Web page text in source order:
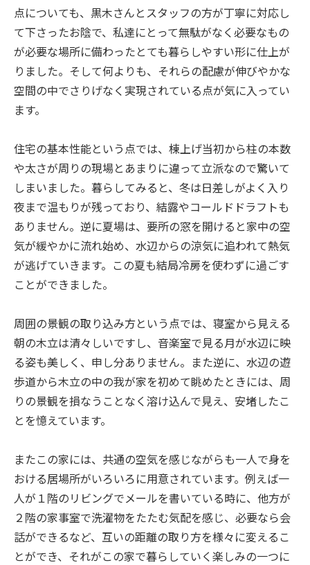
点についても、黒木さんとスタッフの方が丁寧に対応し
て下さったお陰で、私達にとって無駄がなく必要なもの
が必要な場所に備わったとても暮らしやすい形に仕上が
りました。そして何よりも、それらの配慮が伸びやかな
空間の中でさりげなく実現されている点が気に入ってい
ます。
住宅の基本性能という点では、棟上げ当初から柱の本数
や太さが周りの現場とあまりに違って立派なので驚いて
しまいました。暮らしてみると、冬は日差しがよく入り
夜まで温もりが残っており、結露やコールドドラフトも
ありません。逆に夏場は、要所の窓を開けると家中の空
気が緩やかに流れ始め、水辺からの涼気に追われて熱気
が逃げていきます。この夏も結局冷房を使わずに過ごす
ことができました。
周囲の景観の取り込み方という点では、寝室から見える
朝の木立は清々しいですし、音楽室で見る月が水辺に映
る姿も美しく、申し分ありません。また逆に、水辺の遊
歩道から木立の中の我が家を初めて眺めたときには、周
りの景観を損なうことなく溶け込んで見え、安堵したこ
とを憶えています。
またこの家には、共通の空気を感じながらも一人で身を
おける居場所がいろいろに用意されています。例えば一
人が１階のリビングでメールを書いている時に、他方が
２階の家事室で洗濯物をたたむ気配を感じ、必要なら会
話ができるなど、互いの距離の取り方を様々に変えるこ
とができ、それがこの家で暮らしていく楽しみの一つに